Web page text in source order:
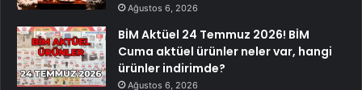
Ağustos 6, 2026
BİM Aktüel 24 Temmuz 2026! BİM
Cuma aktüel ürünler neler var, hangi
ürünler indirimde?
Ağustos 6, 2026